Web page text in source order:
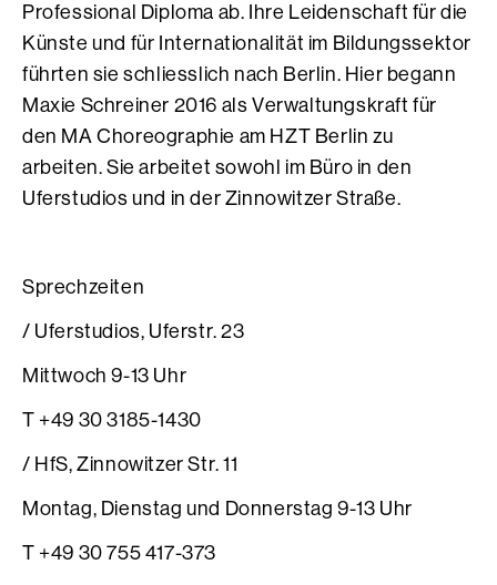
Professional Diploma ab. Ihre Leidenschaft für die
Künste und für Internationalität im Bildungssektor
führten sie schliesslich nach Berlin. Hier begann
Maxie Schreiner 2016 als Verwaltungskraft für
den MA Choreographie am HZT Berlin zu
arbeiten. Sie arbeitet sowohl im Büro in den
Uferstudios und in der Zinnowitzer Straße.
Sprechzeiten
/ Uferstudios, Uferstr. 23
Mittwoch 9-13 Uhr
T +49 30 3185-1430
/ HfS, Zinnowitzer Str. 11
Montag, Dienstag und Donnerstag 9-13 Uhr
T +49 30 755 417-373